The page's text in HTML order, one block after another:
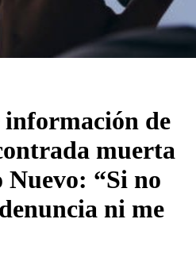
de
muerta
“Si no
ni me